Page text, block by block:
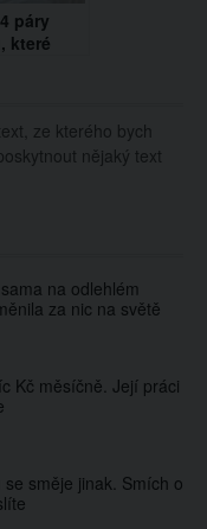
páry
které
ze kterého bych
nějaký text
na odlehlém
za nic na světě
Kč měsíčně. Její práci
směje jinak. Smích o